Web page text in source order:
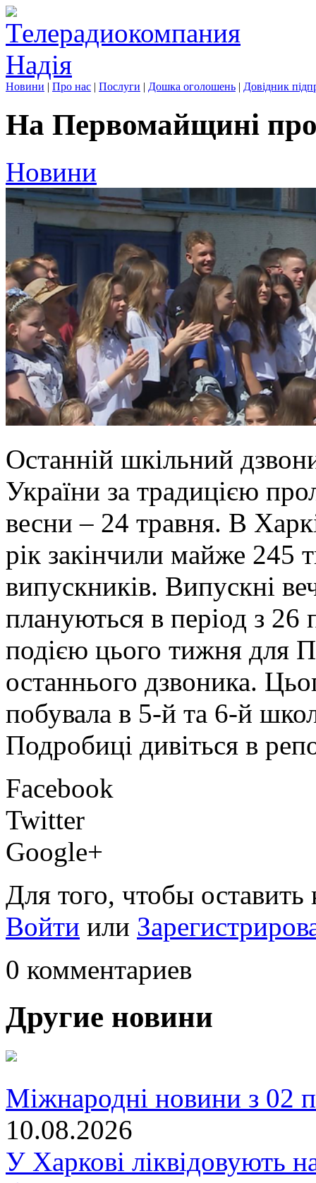
Новини | Про нас | Послуги | Дошка оголошень | Довідник
На Первомайщині
Новини
Останній шкільний
України за традицією
весни – 24 травня. В
рік закінчили майже 245
випускників. Випускні
плануються в період з 26
подією цього тижня для
останнього дзвоника.
побувала в 5-й та 6-й
Подробиці дивіться в
Facebook
Twitter
Google+
Для того, чтобы
Войти или
0 комментариев
Другие новини
Міжнародні новини з 02
10.08.2026
У Харкові ліквідовують